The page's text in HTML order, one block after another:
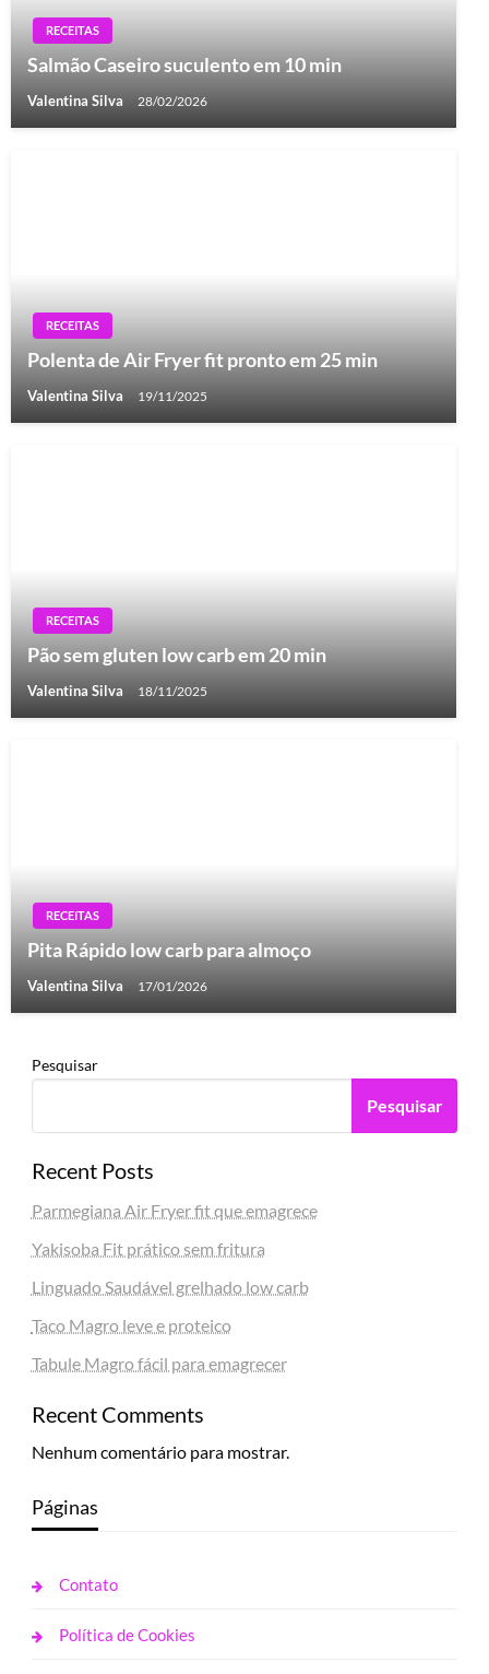
RECEITAS
Salmão Caseiro suculento em 10 min
Valentina Silva 28/02/2026
RECEITAS
Polenta de Air Fryer fit pronto em 25 min
Valentina Silva 19/11/2025
RECEITAS
Pão sem gluten low carb em 20 min
Valentina Silva 18/11/2025
RECEITAS
Pita Rápido low carb para almoço
Valentina Silva 17/01/2026
Pesquisar
Pesquisar
Recent Posts
Parmegiana Air Fryer fit que emagrece
Yakisoba Fit prático sem fritura
Linguado Saudável grelhado low carb
Taco Magro leve e proteico
Tabule Magro fácil para emagrecer
Recent Comments
Nenhum comentário para mostrar.
Páginas
Contato
Política de Cookies